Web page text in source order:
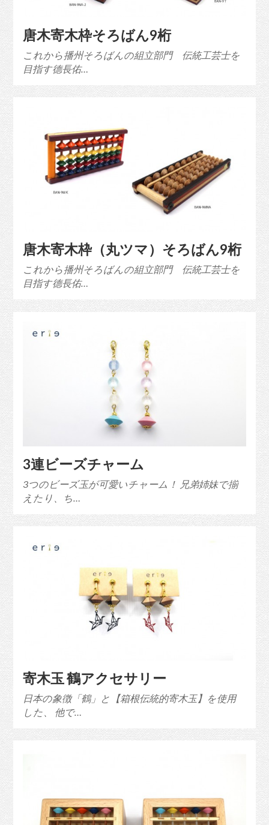
唐木寄木枠そろばん9桁
これから播州そろばんの組立部門 伝統工芸士を
目指す德長佑…
唐木寄木枠（丸ツマ）そろばん9桁
これから播州そろばんの組立部門 伝統工芸士を
目指す德長佑…
3連ビーズチャーム
3つのビーズ玉が可愛いチャーム！ 兄弟姉妹で揃
えたり、ち…
寄木玉 鶴アクセサリー
日本の象徴「鶴」と【箱根伝統的寄木玉】を使用
した、 他で…